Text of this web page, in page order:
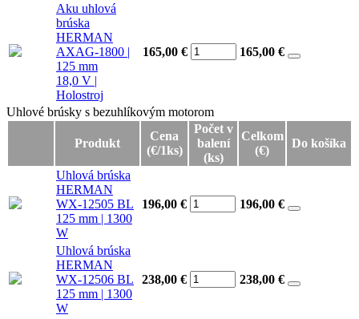
Aku uhlová
brúska
HERMAN
AXAG-1800 |
125 mm
18,0 V |
Holostroj
165,00 € 165,00 €
Uhlové brúsky s bezuhlíkovým motorom
Uhlové brúsky s bezuhlíkovým motorom
Produkt
Cena
(€/1ks)
Počet v
balení
(ks)
Celkom
(€)
Do košíka
Uhlová brúska
HERMAN
WX-12505 BL
125 mm | 1300
W
196,00 € 196,00 €
Uhlová brúska
HERMAN
WX-12506 BL
125 mm | 1300
W
238,00 € 238,00 €